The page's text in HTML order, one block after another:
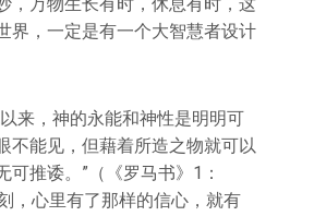
界，一定是有一个大智慧者设计
来，神的永能和神性是明明可
不能见，但藉着所造之物就可以
可推诿。”（《罗马书》1：
，心里有了那样的信心，就有